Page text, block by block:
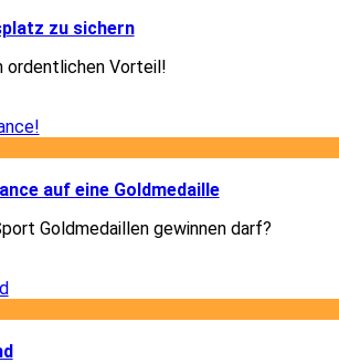
zu sichern
ordentlichen Vorteil!
auf eine Goldmedaille
Goldmedaillen gewinnen darf?